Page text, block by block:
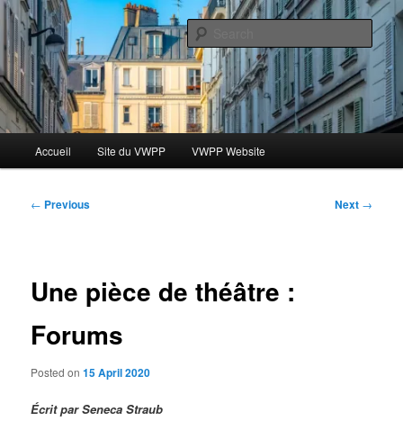
Skip
primary
contentBlog VWPP
Le blog des étudiants du Vassar-Wesleyan Programme à Paris
Accueil Site du VWPP VWPP Website
Post
← Previous Next →
Une pièce de théâtre :
Forums
Posted on15 April 2020
Écrit par Seneca Straub